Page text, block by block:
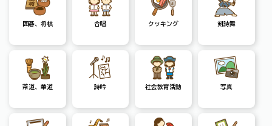
囲碁、将棋 合唱 クッキング 剣詩舞
茶道、華道 詩吟 社会教育活動 写真